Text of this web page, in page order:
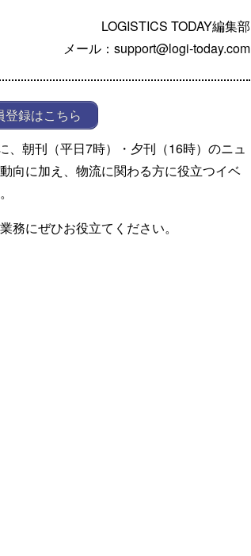
LOGISTICS TODAY編集部
メール：support@logi-today.com
登録はこちら
、朝刊（平日7時）・夕刊（16時）のニュ
向に加え、物流に関わる方に役立つイベ
務にぜひお役立てください。